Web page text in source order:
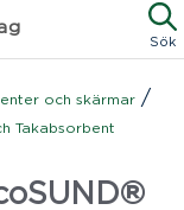
Sök
och skärmar /
Takabsorbent